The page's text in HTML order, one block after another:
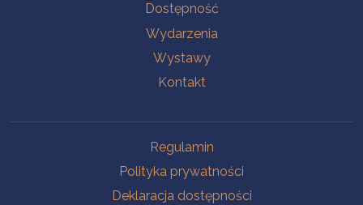
Dostępność
Wydarzenia
Wystawy
Kontakt
Regulamin
Polityka prywatności
Deklaracja dostępności